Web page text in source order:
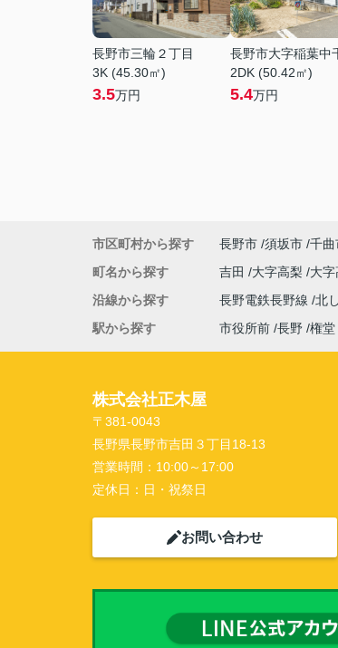
長野市三輪２丁目
3K (45.30㎡)
3.5万円
長野市大字稲葉中
2DK (50.42㎡)
5.4万円
市区町村から探す 長野市 須坂市 千曲
町名から探す
吉田 大字高梨 大字
沿線から探す
長野電鉄長野線 北
駅から探す
市役所前 長野 権堂
株式会社正木屋
〒381-0043
長野県長野市吉田３丁目18-13
営業時間： 10:00～17:00
定休日： 日・祝祭日
お問い合わせ